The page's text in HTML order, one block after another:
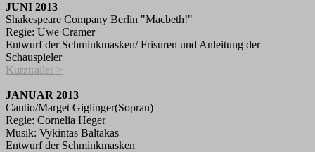
JUNI 2013
Shakespeare Company Berlin "Macbeth!"
Regie: Uwe Cramer
Entwurf der Schminkmasken/ Frisuren und Anleitung der
Schauspieler
Kurztrailer >
JANUAR 2013
Cantio/Marget Giglinger(Sopran)
Regie: Cornelia Heger
Musik: Vykintas Baltakas
Entwurf der Schminkmasken